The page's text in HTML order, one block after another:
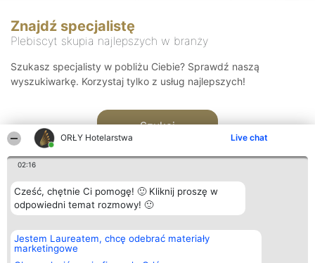
ORŁY Hotelarstwa Live chat
02:16
Cześć, chętnie Ci pomogę! 🙂 Kliknij proszę w
odpowiedni temat rozmowy! 🙂
Jestem Laureatem, chcę odebrać materiały
marketingowe
Znajdź specjalistę
Plebiscyt skupia najlepszych w branży
Szukasz specjalisty w pobliżu Ciebie? Sprawdź naszą
wyszukiwarkę. Korzystaj tylko z usług najlepszych!
Szukaj
Organizator plebiscytu
Bright Side Solutions sp. z o.
o. sp. k.
ul. Ruska 22
Plebiscyt
Laureaci
wszystkich
Kontakt
Kontakt